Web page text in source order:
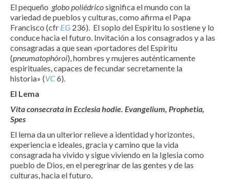
El pequeño globo poliédricosignifica el mundo con la
variedad de pueblos y culturas, como afirma el Papa
Francisco (cfr EG 236). El soplo del Espíritu lo sostiene y lo
conduce hacia el futuro. Invitación a los consagrados y a las
consagradas a que sean «portadores del Espíritu
(pneumatophóroi), hombres y mujeres auténticamente
espirituales, capaces de fecundar secretamente la
historia» (VC6).
El Lema
Vita consecrata in Ecclesia hodie. Evangelium, Prophetia,
Spes
El lema da un ulterior relieve a identidad y horizontes,
experiencia e ideales, gracia y camino que la vida
consagrada ha vivido y sigue viviendo en la Iglesia como
pueblo de Dios, en el peregrinar de las gentes y de las
culturas, hacia el futuro.